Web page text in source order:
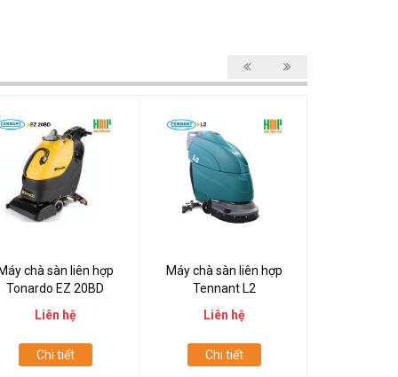
chà sàn liên hợp
Tonardo EZ 20BD
Liên hệ
Chi tiết
Máy chà sàn liên hợp
Tennant L2
Liên hệ
Chi tiết